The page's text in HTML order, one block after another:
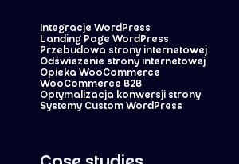
Integracje WordPress
Landing Page WordPress
Przebudowa strony internetowej
Odświeżenie strony internetowej
Opieka WooCommerce
WooCommerce B2B
Optymalizacja konwersji strony
Systemy Custom WordPress